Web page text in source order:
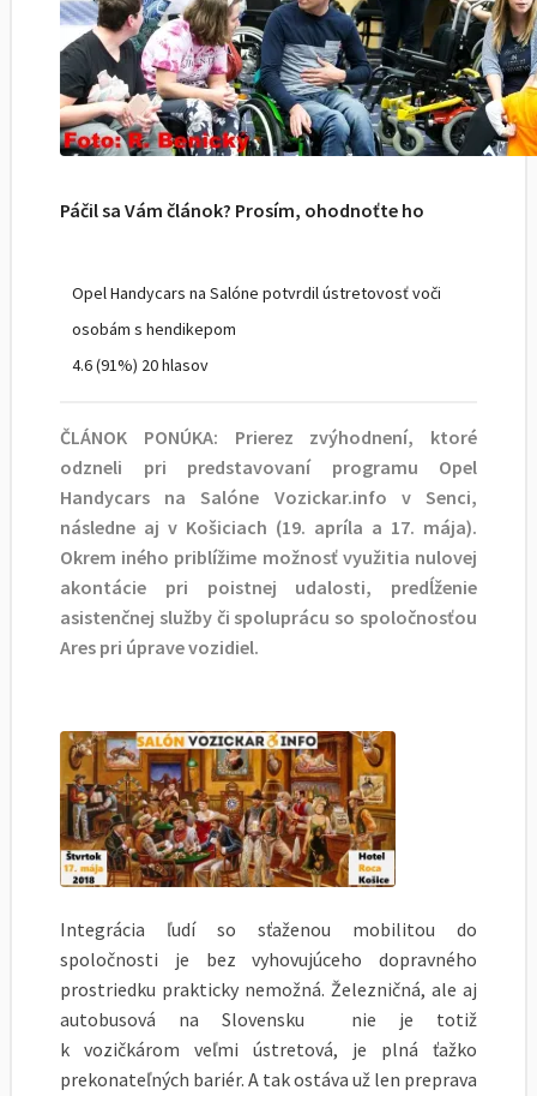
Páčil sa Vám článok? Prosím, ohodnoťte ho
Opel Handycars na Salóne potvrdil ústretovosť voči
osobám s hendikepom
4.6(91%) 20hlasov
ČLÁNOK PONÚKA: Prierez zvýhodnení, ktoré
odzneli pri predstavovaní programu Opel
Handycars na Salóne Vozickar.info v Senci,
následne aj v Košiciach (19. apríla a 17. mája).
Okrem iného priblížime možnosť využitia nulovej
akontácie pri poistnej udalosti, predĺženie
asistenčnej služby či spoluprácu so spoločnosťou
Ares pri úprave vozidiel.
Integrácia ľudí so sťaženou mobilitou do
spoločnosti je bez vyhovujúceho dopravného
prostriedku prakticky nemožná. Železničná, ale aj
autobusová na Slovensku nie je totiž
k vozičkárom veľmi ústretová, je plná ťažko
prekonateľných bariér. A tak ostáva už len preprava